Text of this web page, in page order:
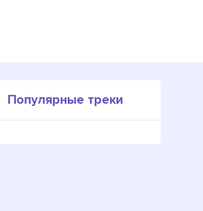
Популярные треки